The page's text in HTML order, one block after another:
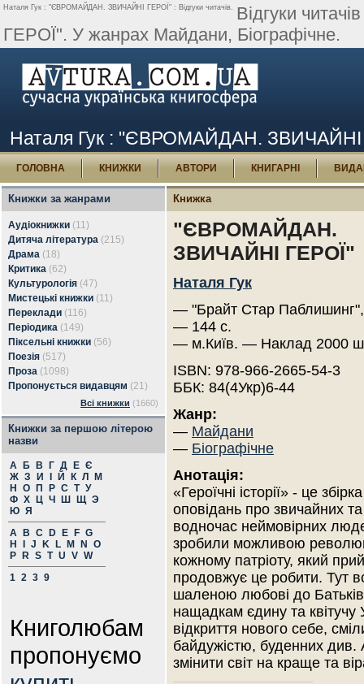
Наталя Гук : "ЄВРОМАЙДАН. ЗВИЧАЙНІ ГЕРОЇ" : Відгуки читачів. Відгуки
ГЕРОЇ". У жанрах Майдани, Біографічне.
Наталя Гук : "ЄВРОМАЙДАН. ЗВИЧАЙНІ
ГОЛОВНА КНИЖКИ АВТОРИ КНИГАРНІ
Книжки за жанрами
Аудіокнижки (11)
Дитяча література (215)
Драма (18)
Критика (62)
Культурологія (47)
Мистецькі книжки (11)
Переклади (116)
Періодика (149)
Піксельні книжки (56)
Поезія (517)
Проза (1098)
Пропонується видавцям (21)
Всі книжки (1660)
Книжки за першою літерою
назви
А Б В Г Д Е Є
Ж З И Й К Л
М
Н
О П Р С Т У
Ф Х Ц Ч Ш Щ Э
Ю Я
A
B C D E F G
H
J K L M N
O
P
R S T U V W
1 2 3 9
Книголюбам
пропонуємо
Книжка
"ЄВРОМАЙДАН.
ЗВИЧАЙНІ ГЕРОЇ"
Наталя Гук
— "Брайт Стар
— 144 с.
— м.Київ. — Наклад 2000
ISBN: 978-966-2665-54-3
ББК: 84(4Укр)6-44
Жанр:
— Майдани
— Біографічне
Анотація:
«Героїчні історії» - це збірка
оповідань про звичайних та
водночас неймовірних
зробили можливою
кожному патріоту, який
продовжує це робити. Тут
шаленою любові до
нащадкам єдину та квітучу
відкриття нового себе,
байдужістю, буденних див.
змінити світ на краще та